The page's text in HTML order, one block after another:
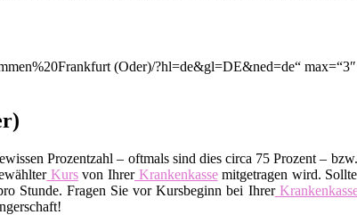
(Oder)/?hl=de&gl=DE&ned=de“
Prozentzahl – oftmals sind dies circa 75 Prozent –
Kursvon IhrerKrankenkassemitgetragen wird.
Stunde. Fragen Sie vor Kursbeginn bei Ihrer